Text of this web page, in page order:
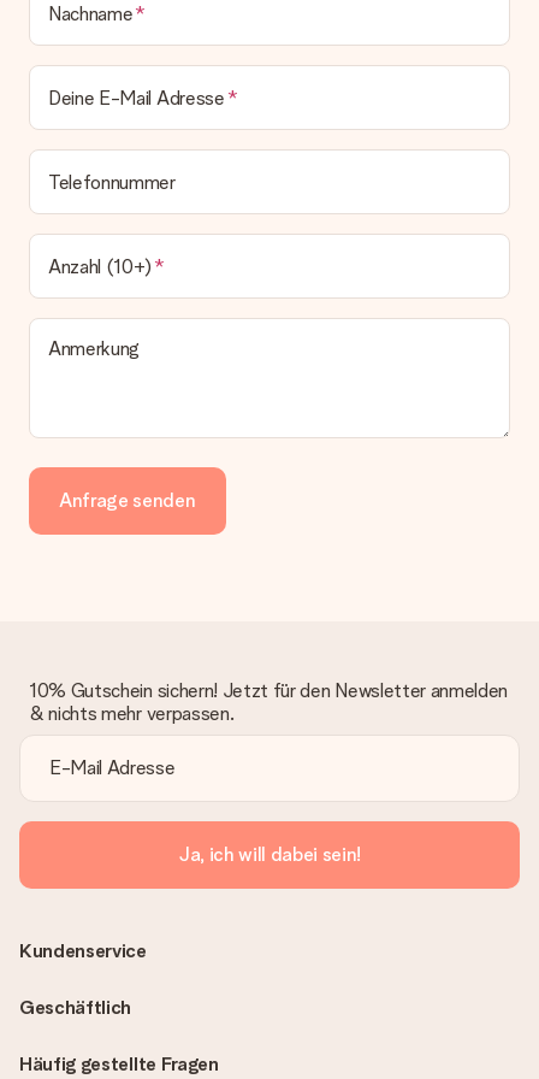
Nachname
Deine E-Mail Adresse
Telefonnummer
Anzahl (10+)
Anmerkung
Anfrage senden
10% Gutschein sichern! Jetzt für den Newsletter anmelden
& nichts mehr verpassen.
Ja, ich will dabei sein!
Häufig gestellte Fragen
Kundenservice
Geschäftlich